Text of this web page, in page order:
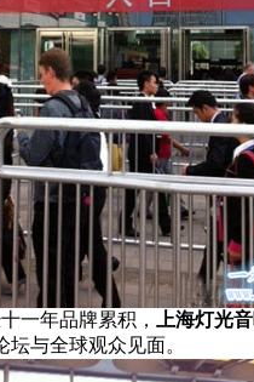
一年品牌累积， 上海灯光
与全球观众见面。